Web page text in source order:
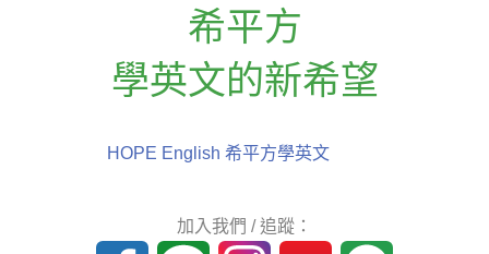
希平方
學英文的新希望
HOPE English 希平方學英文
加入我們 / 追蹤：